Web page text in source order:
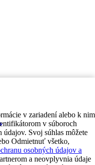
v zariadení alebo k nim
v súboroch
údajov. Svoj súhlas môžete
Odmietnuť všetko,
osobných údajov a
a neovplyvnia údaje